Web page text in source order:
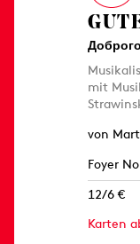
mit
von
Foyer
12/6 €
Karten